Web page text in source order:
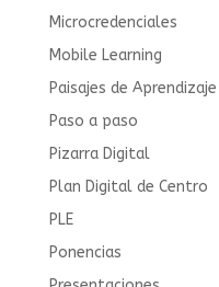
Microcredenciales
Mobile Learning
Paisajes de Aprendizaje
Paso a paso
Pizarra Digital
Plan Digital de Centro
PLE
Ponencias